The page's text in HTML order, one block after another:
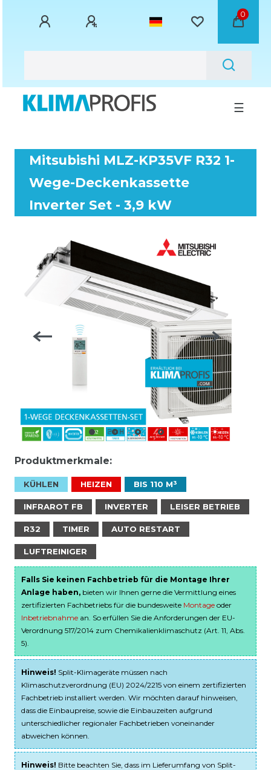
0
☰
Mitsubishi MLZ-KP35VF R32 1-
Wege-Deckenkassette
Inverter Set - 3,9 kW
Produktmerkmale:
KÜHLEN HEIZEN BIS 110 M³
INFRAROT FB INVERTER LEISER BETRIEB
R32 TIMER AUTO RESTART
LUFTREINIGER
Falls Sie keinen Fachbetrieb für die Montage Ihrer
Anlage haben, bieten wir Ihnen gerne die Vermittlung eines
zertifizierten Fachbetriebs für die bundesweite Montage oder
Inbetriebnahme an. So erfüllen Sie die Anforderungen der EU-
Verordnung 517/2014 zum Chemikalienklimaschutz (Art. 11, Abs.
5).
Hinweis! Split-Klimageräte müssen nach
Klimaschutzverordnung (EU) 2024/2215 von einem zertifizierten
Fachbetrieb installiert werden. Wir möchten darauf hinweisen,
dass die Einbaupreise, sowie die Einbauzeiten aufgrund
unterschiedlicher regionaler Fachbetrieben voneinander
abweichen können.
Hinweis! Bitte beachten Sie, dass im Lieferumfang von Split-